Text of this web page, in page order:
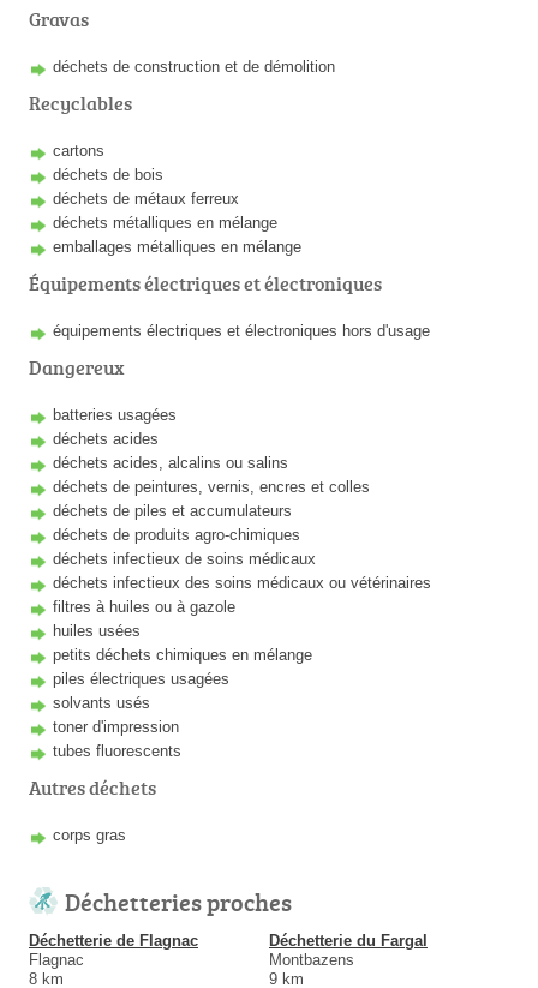
Gravas
déchets de construction et de démolition
Recyclables
cartons
déchets de bois
déchets de métaux ferreux
déchets métalliques en mélange
emballages métalliques en mélange
Équipements électriques et électroniques
équipements électriques et électroniques hors d'usage
Dangereux
batteries usagées
déchets acides
déchets acides, alcalins ou salins
déchets de peintures, vernis, encres et colles
déchets de piles et accumulateurs
déchets de produits agro-chimiques
déchets infectieux de soins médicaux
déchets infectieux des soins médicaux ou vétérinaires
filtres à huiles ou à gazole
huiles usées
petits déchets chimiques en mélange
piles électriques usagées
solvants usés
toner d'impression
tubes fluorescents
Autres déchets
corps gras
Déchetteries proches
Déchetterie de Flagnac
Flagnac
8 km
Déchetterie du Fargal
Montbazens
9 km